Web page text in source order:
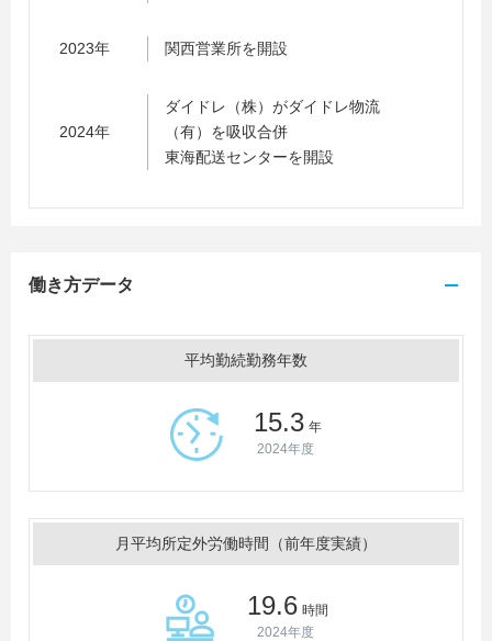
2023年 関西営業所を開設
2024年
ダイドレ（株）がダイドレ物流
（有）を吸収合併
東海配送センターを開設
働き方データ
平均勤続勤務年数
15.3 年
2024年度
月平均所定外労働時間（前年度実績）
19.6 時間
2024年度